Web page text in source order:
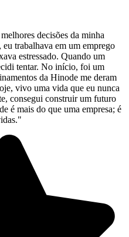
decisões da minha
trabalhava em um emprego
estressado. Quando um
tentar. No início, foi um
da Hinode me deram
vivo uma vida que eu nunca
consegui construir um futuro
é mais do que uma empresa; é